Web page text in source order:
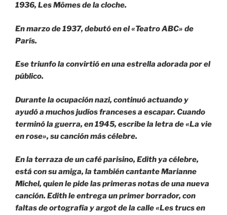
1936, Les Mômes de la cloche.
En marzo de 1937, debutó en el «Teatro ABC» de
París.
Ese triunfo la convirtió en una estrella adorada por el
público.
Durante la ocupación nazi, continuó actuando y
ayudó a muchos judíos franceses a escapar. Cuando
terminó la guerra, en 1945, escribe la letra de «La vie
en rose», su canción más célebre.
En la terraza de un café parisino, Edith ya célebre,
está con su amiga, la también cantante Marianne
Michel, quien le pide las primeras notas de una nueva
canción. Edith le entrega un primer borrador, con
faltas de ortografía y argot de la calle «Les trucs en